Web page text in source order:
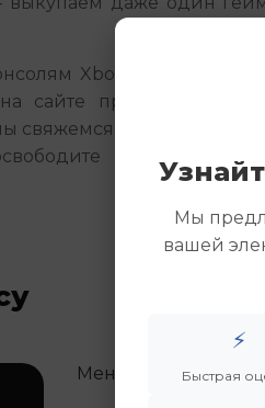
Xbox пылиться
сайте прямо сейчас,
свяжемся с вами в
место для
Менеджер
Мы
вашей
⚡
Быстрая